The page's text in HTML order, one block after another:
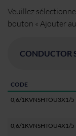
Veuillez
bouton « Ajouter
CODE
0,6/1KVNSHTÖU3X1/5
0,6/1KVNSHTÖU4X1/5